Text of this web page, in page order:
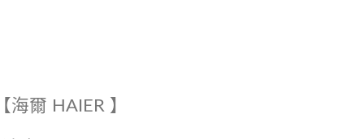
爾 HAIER 】